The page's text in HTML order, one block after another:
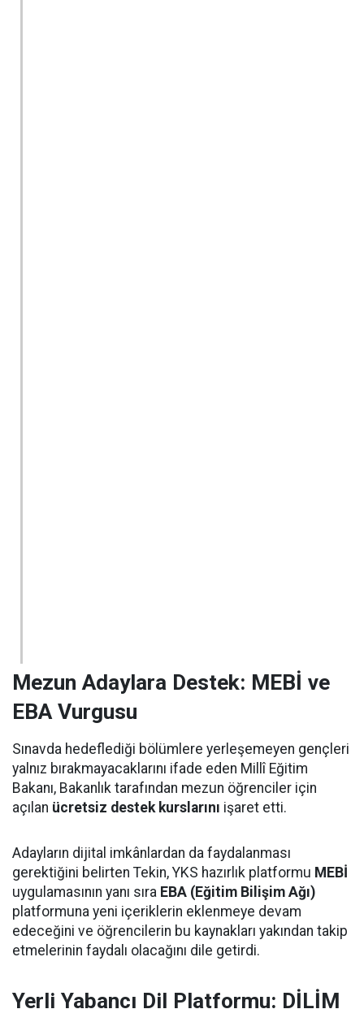
Mezun Adaylara Destek: MEBİ ve
EBA Vurgusu
Sınavda hedeflediği bölümlere yerleşemeyen gençleri
yalnız bırakmayacaklarını ifade eden Millî Eğitim
Bakanı, Bakanlık tarafından mezun öğrenciler için
açılan ücretsiz destek kurslarını işaret etti.
Adayların dijital imkânlardan da faydalanması
gerektiğini belirten Tekin, YKS hazırlık platformu MEBİ
uygulamasının yanı sıra EBA (Eğitim Bilişim Ağı)
platformuna yeni içeriklerin eklenmeye devam
edeceğini ve öğrencilerin bu kaynakları yakından takip
etmelerinin faydalı olacağını dile getirdi.
Yerli Yabancı Dil Platformu: DİLİM